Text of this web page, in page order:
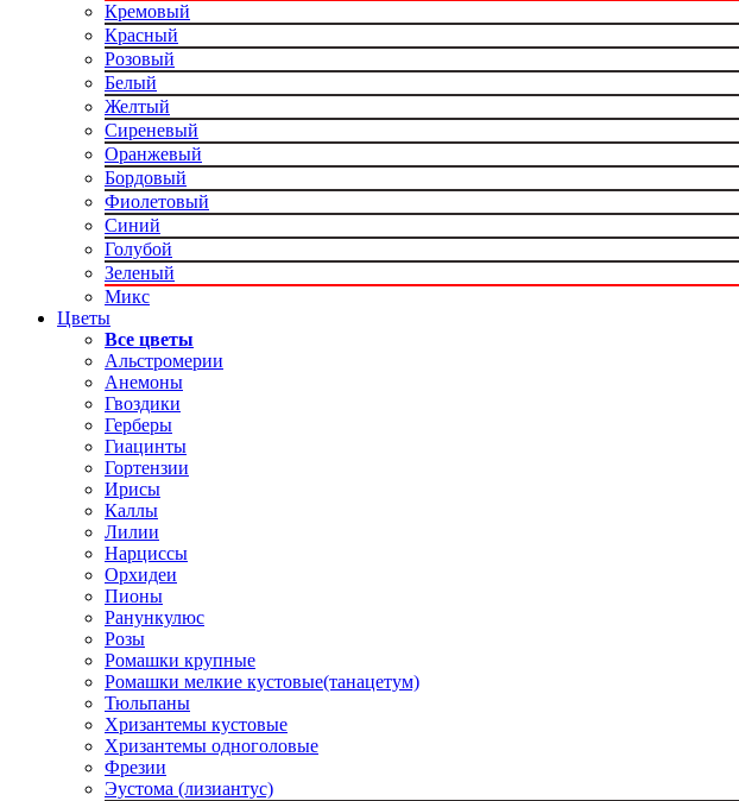
Кремовый
Красный
Розовый
Белый
Желтый
Сиреневый
Оранжевый
Бордовый
Фиолетовый
Синий
Голубой
Зеленый
Микс
Цветы
Все цветы
Альстромерии
Анемоны
Гвоздики
Герберы
Гиацинты
Гортензии
Ирисы
Каллы
Лилии
Нарциссы
Орхидеи
Пионы
Ранункулюс
Розы
Ромашки крупные
Ромашки мелкие кустовые(танацетум)
Тюльпаны
Хризантемы кустовые
Хризантемы одноголовые
Фрезии
Эустома (лизиантус)